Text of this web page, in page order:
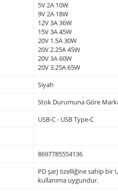
5V 2A 10W
9V 2A 18W
12V 3A 36W
15V 3A 45W
20V 1.5A 30W
20V 2.25A 45W
20V 3A 60W
20V 3.25A 65W
Siyah
Stok Durumuna Göre
USB-C - USB Type-C
8697785554136
PD şarj özelliğine sahip bir
kullanıma uygundur.